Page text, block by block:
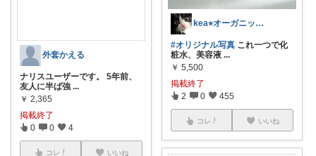
外套かえる
ナリスユーザーです。 5年前、
友人に半ば強 ...
￥ 2,365
掲載終了
0 0 4
コレ いいね
kea⭐︎オーガニックアイテム
#オリジナル写真 これ一つで化
粧水、美容液 ...
￥ 5,500
掲載終了
2 0 455
コレ いいね